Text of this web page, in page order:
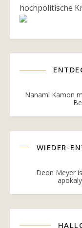
hochpolitische
Nanami Kamon
WIEDER-
Deon Meyer